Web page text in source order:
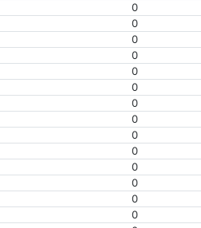
0
0
0
0
0
0
0
0
0
0
0
0
0
0